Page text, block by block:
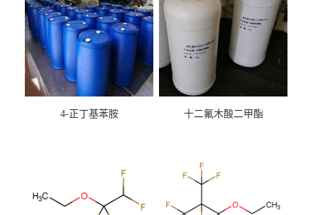
4-正丁基苯胺 十二氟木酸二甲酯